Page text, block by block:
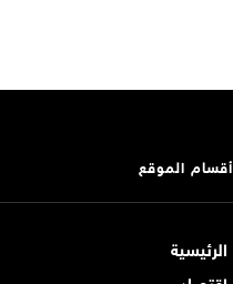
أقسام الموقع
الرئيسية